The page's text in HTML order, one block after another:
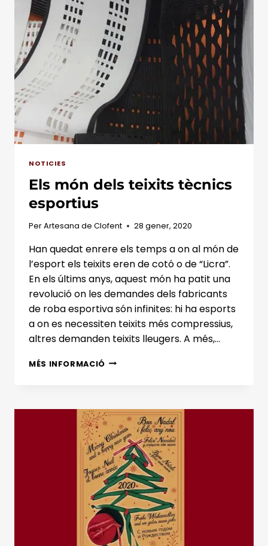
EL
MÓN
DE
LES
CINTES.
NOTICIES
Els món dels teixits tècnics
esportius
PerArtesana de Clofent 28 gener, 2020
Han quedat enrere els temps a on al món de
l’esport els teixits eren de cotó o de “Licra”.
En els últims anys, aquest món ha patit una
revolució on les demandes dels fabricants
de roba esportiva són infinites: hi ha esports
a on es necessiten teixits més compressius,
altres demanden teixits lleugers. A més,…
MÉS INFORMACIÓELS
TÈCNICS
ESPORTIUS